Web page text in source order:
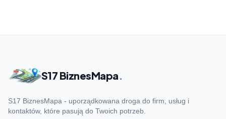
S17 BiznesMapa.
S17 BiznesMapa - uporządkowana droga do firm, usług i
kontaktów, które pasują do Twoich potrzeb.